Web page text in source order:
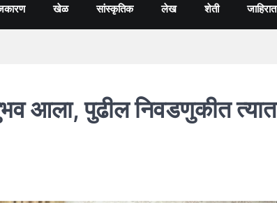
खेळ सांस्कृतिक लेख शेती जाहिरात
आला, पुढील निवडणुकीत त्यात